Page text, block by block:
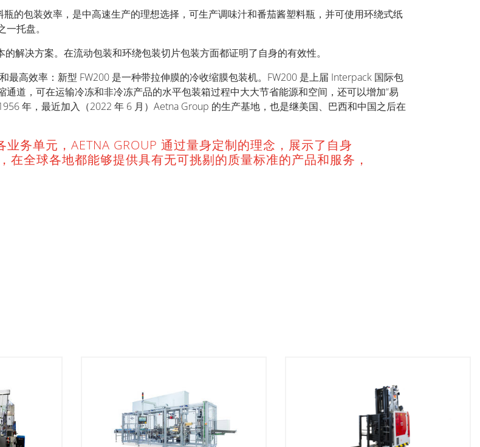
的包装效率，是中高速生产的理想选择，可生产调味汁和番茄酱塑料瓶，并可使用环绕式纸
托盘。
解决方案。在流动包装和环绕包装切片包装方面都证明了自身的有效性。
高效率：新型 FW200 是一种带拉伸膜的冷收缩膜包装机。FW200 是上届 Interpack 国际包
道，可在运输冷冻和非冷冻产品的水平包装箱过程中大大节省能源和空间，还可以增加“易
年，最近加入（2022 年 6 月）Aetna Group 的生产基地，也是继美国、巴西和中国之后在
业务单元，AETNA GROUP 通过量身定制的理念，展示了自身
在全球各地都能够提供具有无可挑剔的质量标准的产品和服务，